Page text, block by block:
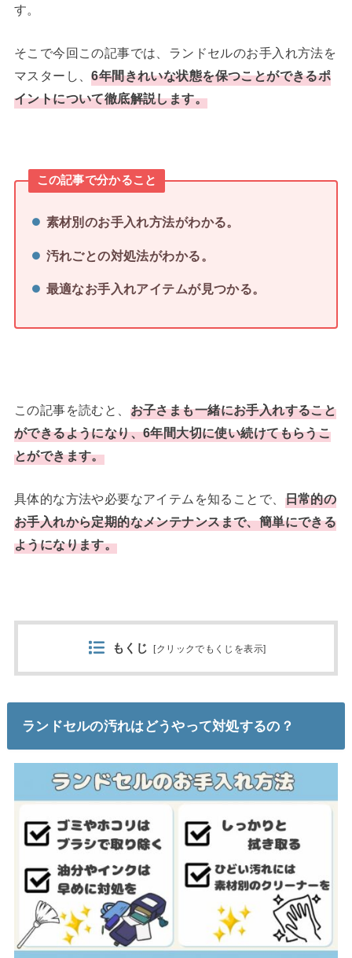
す。
そこで今回この記事では、ランドセルのお手入れ方法を
マスターし、6年間きれいな状態を保つことができるポ
イントについて徹底解説します。
この記事で分かること
素材別のお手入れ方法がわかる。
汚れごとの対処法がわかる。
最適なお手入れアイテムが見つかる。
この記事を読むと、 お子さまも一緒にお手入れすること
ができるようになり、6年間大切に使い続けてもらうこ
とができます。
具体的な方法や必要なアイテムを知ることで、 日常的の
お手入れから定期的なメンテナンスまで、簡単にできる
ようになります。
もくじ [クリックでもくじを表示]
ランドセルの汚れはどうやって対処するの？